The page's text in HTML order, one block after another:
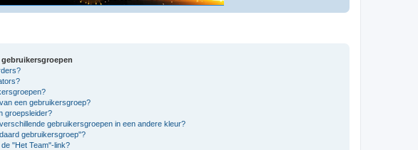
een gebruikersgroep?
groepsleider?
gebruikersgroepen in een andere kleur?
gebruikersgroep"?
"Het Team"-link?